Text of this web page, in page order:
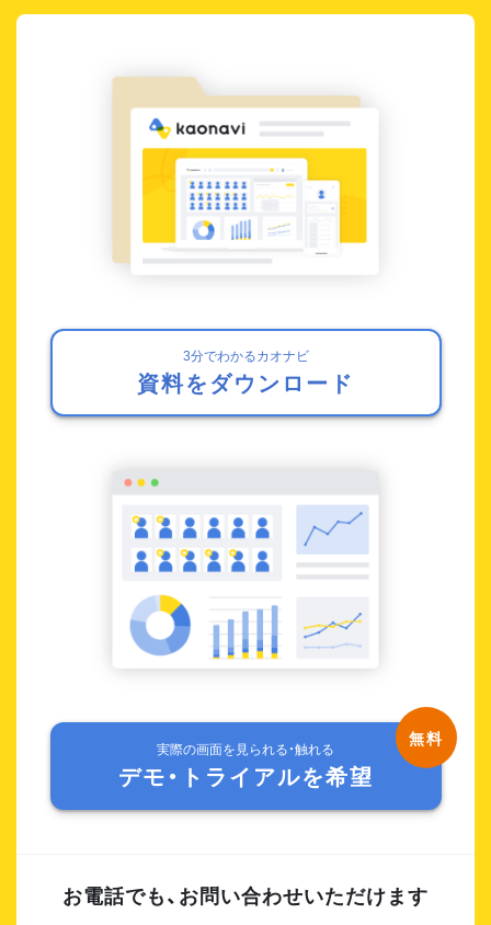
3分でわかるカオナビ
資料をダウンロード
実際の画面を見られる・触れる
デモ・トライアルを希望
お電話でも、お問い合わせいただけます